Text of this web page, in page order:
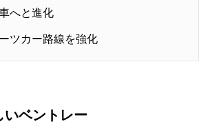
へと進化
ツカー路線を強化
いベントレー